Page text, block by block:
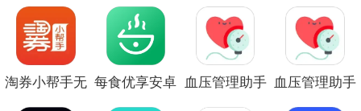
淘券小帮手无 每食优享安卓 血压管理助手 血压管理助手